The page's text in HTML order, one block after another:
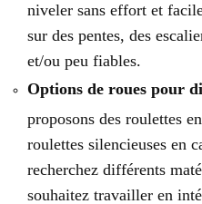
niveler sans effort et
sur des pentes, des
et/ou peu fiables.
Options de roues pour
proposons des roulettes
roulettes silencieuses en
recherchez différents
souhaitez travailler en